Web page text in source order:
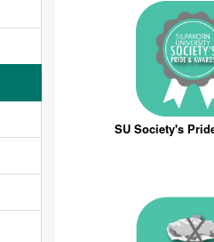
SU Society's